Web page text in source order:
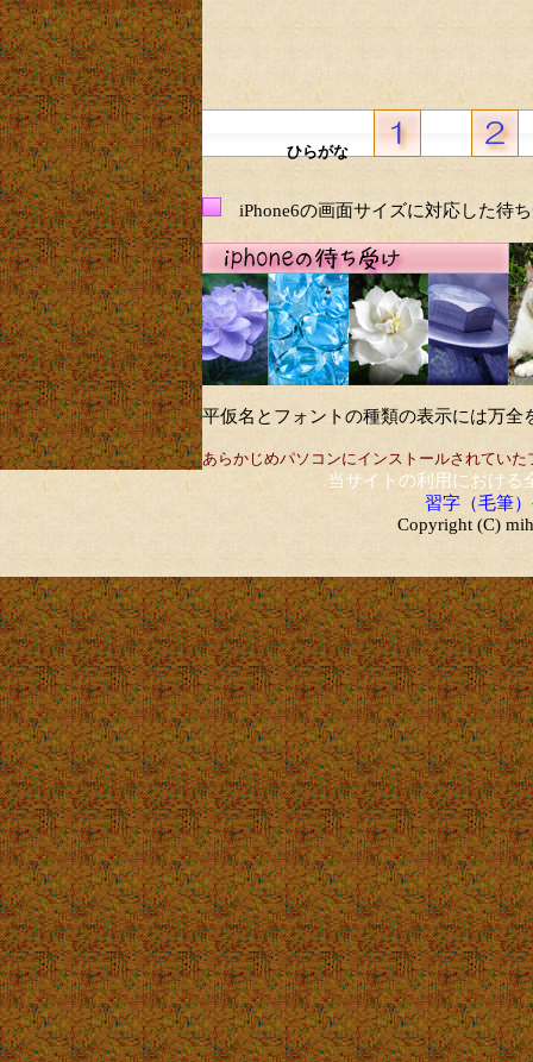
ひらがな
iPhone6の画面サイズに対応した待
平仮名とフォントの種類の表示には万
あらかじめパソコンにインストールされてい
当サイトの利用における
習字（毛筆
Copyright (C)